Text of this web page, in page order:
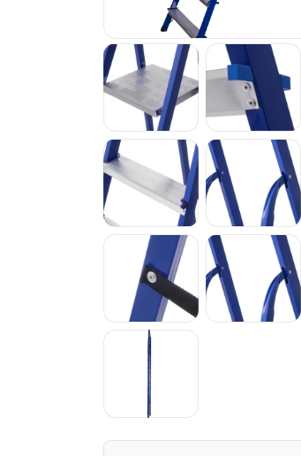
— Стремянки
— Стремянки
Трансформеры
— Шарнирные
"стремянка-
— Шарнирная
Правила
— Правила